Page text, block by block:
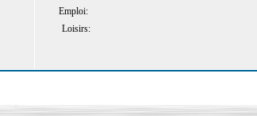
Emploi:
Loisirs: